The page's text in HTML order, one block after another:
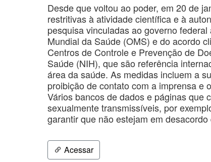
Desde que voltou ao poder, em 20 de
restritivas à atividade científica e à
pesquisa vinculadas ao governo
Mundial da Saúde (OMS) e do acordo
Centros de Controle e Prevenção de
Saúde (NIH), que são referência
área da saúde. As medidas incluem a
proibição de contato com a imprensa e
Vários bancos de dados e páginas que
sexualmente transmissíveis, por
garantir que não estejam em
Acessar